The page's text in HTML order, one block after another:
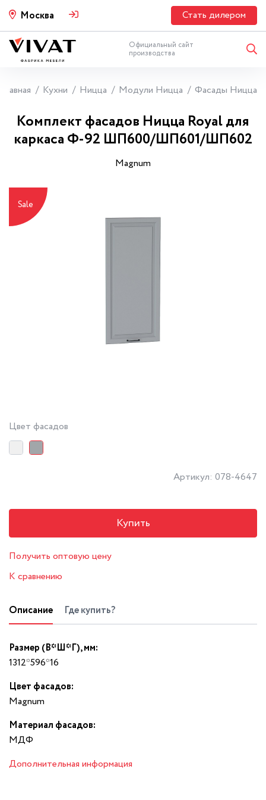
Москва Стать дилером
Официальный сайт
производства
Главная Кухни Ницца Модули Ницца Фасады Ницца
Комплект фасадов Ницца Royal для
каркаса Ф-92 ШП600/ШП601/ШП602
Magnum
Sale
Цвет фасадов
Артикул: 078-4647
Купить
Получить оптовую цену
К сравнению
Описание Где купить?
Размер (В*Ш*Г), мм:
1312*596*16
Цвет фасадов:
Magnum
Материал фасадов:
МДФ
Дополнительная информация